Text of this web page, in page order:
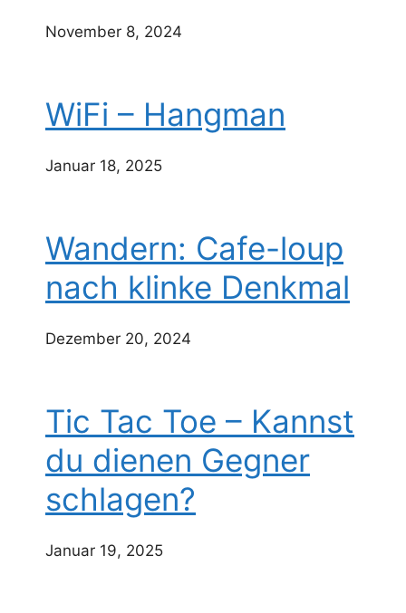
November 8, 2024
WiFi – Hangman
Januar 18, 2025
Wandern: Cafe-loup
nach klinke Denkmal
Dezember 20, 2024
Tic Tac Toe – Kannst
du dienen Gegner
schlagen?
Januar 19, 2025